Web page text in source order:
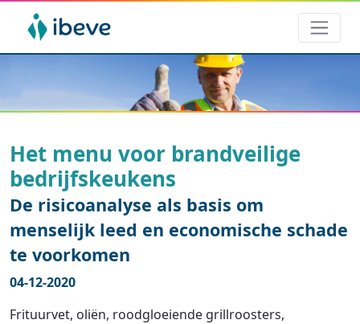
Het menu voor brandveilige
bedrijfskeukens
De risicoanalyse als basis om
menselijk leed en economische schade
te voorkomen
04-12-2020
Frituurvet, oliën, roodgloeiende grillroosters,